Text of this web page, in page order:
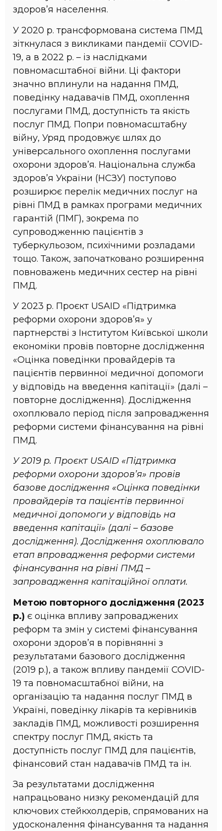
здоров’я населення.
У 2020 р. трансформована система ПМД
зіткнулася з викликами пандемії COVID-
19, а в 2022 р. – із наслідками
повномасштабної війни. Ці фактори
значно вплинули на надання ПМД,
поведінку надавачів ПМД, охоплення
послугами ПМД, доступність та якість
послуг ПМД. Попри повномасштабну
війну, Уряд продовжує шлях до
універсального охоплення послугами
охорони здоров’я. Національна служба
здоров’я України (НСЗУ) поступово
розширює перелік медичних послуг на
рівні ПМД в рамках програми медичних
гарантій (ПМГ), зокрема по
супроводженню пацієнтів з
туберкульозом, психічними розладами
тощо. Також, започатковано розширення
повноважень медичних сестер на рівні
ПМД.
У 2023 р. Проєкт USAID «Підтримка
реформи охорони здоров’я» у
партнерстві з Інститутом Київської школи
економіки провів повторне дослідження
«Оцінка поведінки провайдерів та
пацієнтів первинної медичної допомоги
у відповідь на введення капітації» (далі –
повторне дослідження). Дослідження
охоплювало період після запровадження
реформи системи фінансування на рівні
ПМД.
У 2019 р. Проєкт USAID «Підтримка
реформи охорони здоров’я» провів
базове дослідження «Оцінка поведінки
провайдерів та пацієнтів первинної
медичної допомоги у відповідь на
введення капітації» (далі – базове
дослідження). Дослідження охоплювало
етап впровадження реформи системи
фінансування на рівні ПМД –
запровадження капітаційної оплати.
Метою повторного дослідження (2023
р.) є оцінка впливу запроваджених
реформ та змін у системі фінансування
охорони здоров’я в порівнянні з
результатами базового дослідження
(2019 р.), а також впливу пандемії COVID-
19 та повномасштабної війни, на
організацію та надання послуг ПМД в
Україні, поведінку лікарів та керівників
закладів ПМД, можливості розширення
спектру послуг ПМД, якість та
доступність послуг ПМД для пацієнтів,
фінансовий стан надавачів ПМД та ін.
За результатами дослідження
напрацьовано низку рекомендацій для
ключових стейкхолдерів, спрямованих на
удосконалення фінансування та надання